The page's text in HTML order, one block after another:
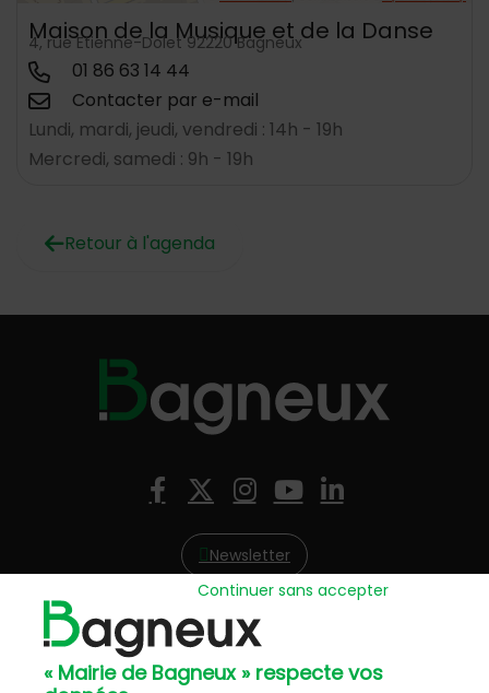
« Mairie de Bagneux » respecte vos
Continuer sans accepter
Maison de la Musique et de la Danse
4, rue Etienne-Dolet 92220 Bagneux
01 86 63 14 44
Contacter par e-mail
Lundi, mardi, jeudi, vendredi : 14h - 19h
Mercredi, samedi : 9h - 19h
Retour à l'agenda
Facebook
X (Twitter)
Instagram
YouTube
LinkedIn
Newsletter
Hôtel de Ville
57, avenue Henri Ravera - 92220 Bagneux
01 42 31 60 00